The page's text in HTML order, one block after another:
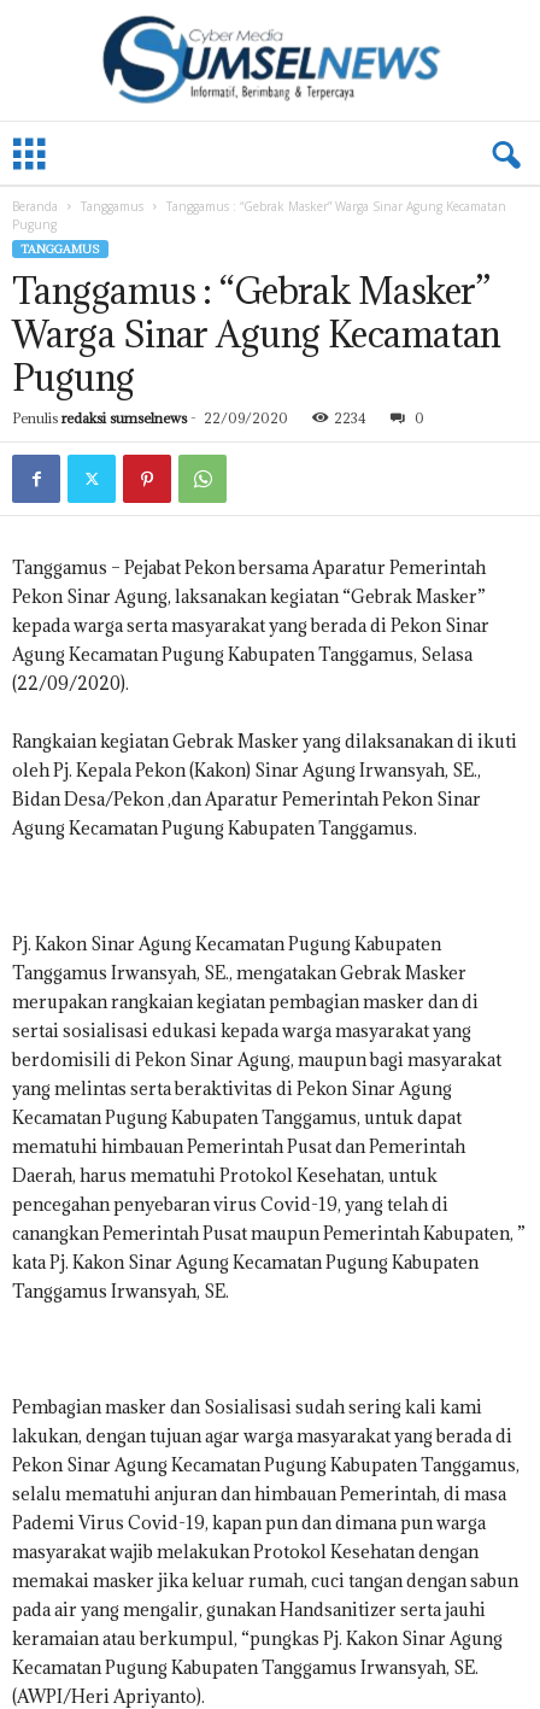
M
E
Beranda Tanggamus
Tanggamus : “Gebrak Masker” Warga Sinar Agung Kecamatan
Pugung
TANGGAMUS
Tanggamus : “Gebrak Masker”
Warga Sinar Agung Kecamatan
Pugung
Penulis redaksi sumselnews- 22/09/2020 2234 0
Tanggamus – Pejabat Pekon bersama Aparatur Pemerintah
Pekon Sinar Agung, laksanakan kegiatan “Gebrak Masker”
kepada warga serta masyarakat yang berada di Pekon Sinar
Agung Kecamatan Pugung Kabupaten Tanggamus, Selasa
(22/09/2020).
Rangkaian kegiatan Gebrak Masker yang dilaksanakan di ikuti
oleh Pj. Kepala Pekon (Kakon) Sinar Agung Irwansyah, SE.,
Bidan Desa/Pekon ,dan Aparatur Pemerintah Pekon Sinar
Agung Kecamatan Pugung Kabupaten Tanggamus.
Pj. Kakon Sinar Agung Kecamatan Pugung Kabupaten
Tanggamus Irwansyah, SE., mengatakan Gebrak Masker
merupakan rangkaian kegiatan pembagian masker dan di
sertai sosialisasi edukasi kepada warga masyarakat yang
berdomisili di Pekon Sinar Agung, maupun bagi masyarakat
yang melintas serta beraktivitas di Pekon Sinar Agung
Kecamatan Pugung Kabupaten Tanggamus, untuk dapat
mematuhi himbauan Pemerintah Pusat dan Pemerintah
Daerah, harus mematuhi Protokol Kesehatan, untuk
pencegahan penyebaran virus Covid-19, yang telah di
canangkan Pemerintah Pusat maupun Pemerintah Kabupaten, ”
kata Pj. Kakon Sinar Agung Kecamatan Pugung Kabupaten
Tanggamus Irwansyah, SE.
Pembagian masker dan Sosialisasi sudah sering kali kami
lakukan, dengan tujuan agar warga masyarakat yang berada di
Pekon Sinar Agung Kecamatan Pugung Kabupaten Tanggamus,
selalu mematuhi anjuran dan himbauan Pemerintah, di masa
Pademi Virus Covid-19, kapan pun dan dimana pun warga
masyarakat wajib melakukan Protokol Kesehatan dengan
memakai masker jika keluar rumah, cuci tangan dengan sabun
pada air yang mengalir, gunakan Handsanitizer serta jauhi
keramaian atau berkumpul, “pungkas Pj. Kakon Sinar Agung
Kecamatan Pugung Kabupaten Tanggamus Irwansyah, SE.
(AWPI/Heri Apriyanto).